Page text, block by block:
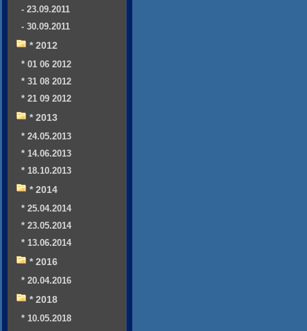
- 23.09.2011
- 30.09.2011
* 2012
* 01 06 2012
* 31 08 2012
* 21 09 2012
* 2013
* 24.05.2013
* 14.06.2013
* 18.10.2013
* 2014
* 25.04.2014
* 23.05.2014
* 13.06.2014
* 2016
* 20.04.2016
* 2018
* 10.05.2018